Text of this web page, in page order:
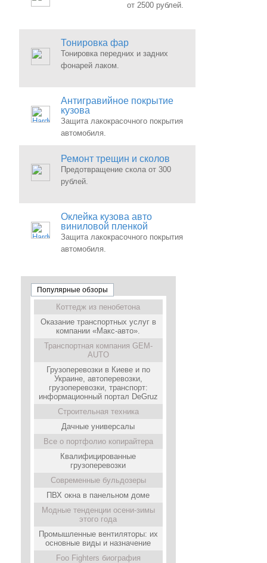
от 2500 рублей.
Тонировка фар
Тонировка передних и задних
фонарей лаком.
Антигравийное покрытие
кузова
Защита лакокрасочного покрытия
автомобиля.
Ремонт трещин и сколов
Предотвращение скола от 300
рублей.
Оклейка кузова авто
виниловой пленкой
Защита лакокрасочного покрытия
автомобиля.
Популярные обзоры
Коттедж из пенобетона
Оказание транспортных услуг в
компании «Макс-авто».
Транспортная компания GEM-
AUTO
Грузоперевозки в Киеве и по
Украине, автоперевозки,
грузоперевозки, транспорт:
информационный портал DeGruz
Строительная техника
Дачные универсалы
Все о портфолио копирайтера
Квалифицированные
грузоперевозки
Современные бульдозеры
ПВХ окна в панельном доме
Модные тенденции осени-зимы
этого года
Промышленные вентиляторы: их
основные виды и назначение
Foo Fighters биография